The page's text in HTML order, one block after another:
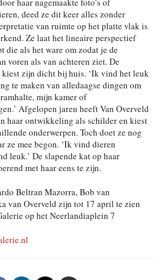
deed ze dit keer alles zonder
van ruimte op het platte vlak is
Ze laat het lineaire perspectief
die als het ware om zodat je de
voren als van achteren ziet. De
kiest zijn dicht bij huis. ‘Ik vind het leuk
te maken van alledaagse dingen om
mijn kamer of
Afgelopen jaren heeft Van Overveld
haar ontwikkeling als schilder en kiest
onderwerpen. Toch doet ze nog
ze mee begon. ‘Ik vind dieren
leuk.’ De slapende kat op haar
met haar eens te zijn.
Beltran Mazorra, Bob van
van Overveld zijn tot 17 april te zien
op het Neerlandiaplein 7